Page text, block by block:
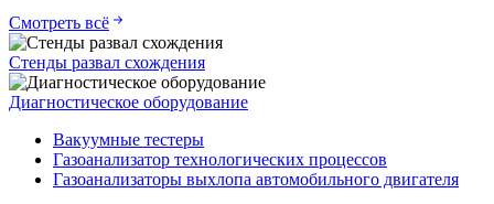
Смотреть всё
Стенды развал схождения
Диагностическое оборудование
Вакуумные тестеры
Газоанализатор технологических процессов
Газоанализаторы выхлопа автомобильного двигателя